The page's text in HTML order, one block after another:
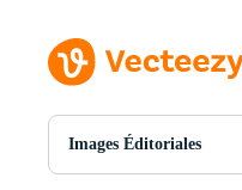
Images Éditoriales
Toutes Images